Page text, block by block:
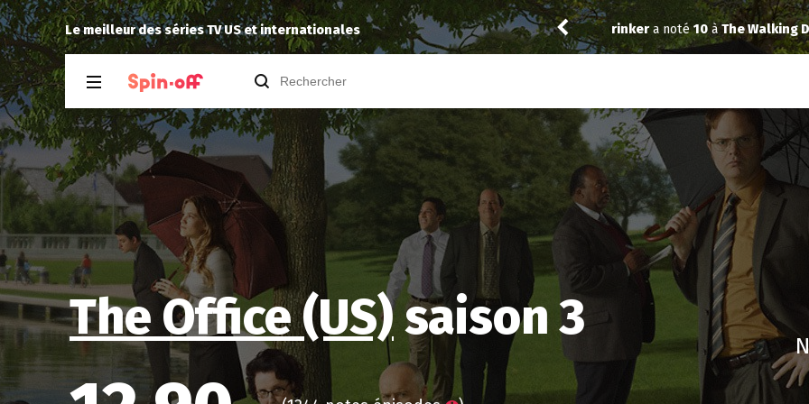
Le meilleur des séries TV US et internationales
rinkera noté10àThe Walking Dead: Dead City 3.02 Kiddoa noté12à 9-1-1:
The Office (US)saison 3